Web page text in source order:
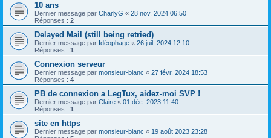
10 ans
Dernier message par CharlyG « 28 nov. 2024 06:50
Réponses : 2
Delayed Mail (still being retried)
Dernier message par Idéophage « 26 juil. 2024 12:10
Réponses : 1
Connexion serveur
Dernier message par monsieur-blanc « 27 févr. 2024 18:53
Réponses : 4
PB de connexion a LegTux, aidez-moi SVP !
Dernier message par Claire « 01 déc. 2023 11:40
Réponses : 1
site en https
Dernier message par monsieur-blanc « 19 août 2023 23:28